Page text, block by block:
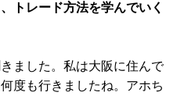
トレード方法を学んでいく
ました。私は大阪に住んで
度も行きましたね。アホち